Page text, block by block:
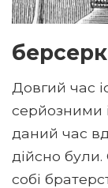
Довгий час
серйозними
даний час
дійсно
собі